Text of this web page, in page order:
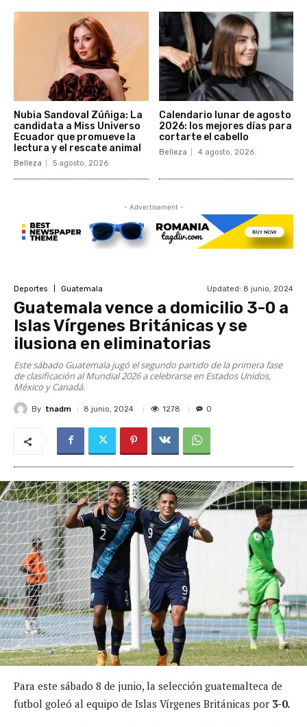
Nubia Sandoval Zúñiga: La
candidata a Miss Universo
Ecuador que promueve la
lectura y el rescate animal
Belleza 5 agosto, 2026
Calendario lunar de agosto
2026: los mejores días para
cortarte el cabello
Belleza 4 agosto, 2026
- Advertisement -